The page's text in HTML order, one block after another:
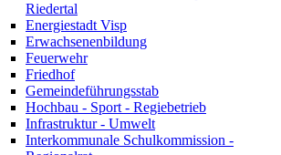
Riedertal
Energiestadt Visp
Erwachsenenbildung
Feuerwehr
Friedhof
Gemeindeführungsstab
Hochbau - Sport - Regiebetrieb
Infrastruktur - Umwelt
Interkommunale Schulkommission -